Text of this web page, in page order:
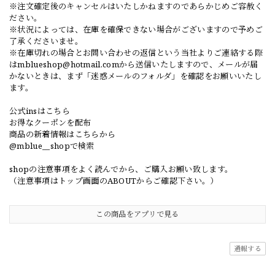
※注文確定後のキャンセルはいたしかねますのであらかじめご容赦く
ださい。
※状況によっては、在庫を確保できない場合がございますので予めご
了承くださいませ。
※在庫切れの場合とお問い合わせの返信という当社よりご連絡する際
はmblueshop@hotmail.comから送信いたしますので、メールが届
かないときは、まず「迷惑メールのフォルダ」を確認をお願いいたし
ます。
公式insはこちら
お得なクーポンを配布
商品の新着情報はこちらから
@mblue__shopで検索
shopの注意事項をよく読んでから、ご購入お願い致します。
（注意事項はトップ画面のABOUTからご確認下さい。）
この商品をアプリで見る
通報する